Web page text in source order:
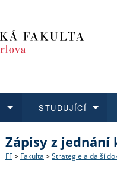
Struktura a historie
Co studovat a jak se
STUDUJÍCÍ
Bakalářské a magisterské
O vědě a výzkumu na FF
Aktuální nabídky a
Zápisy z jednání
FF > Fakulta > Strategie a další